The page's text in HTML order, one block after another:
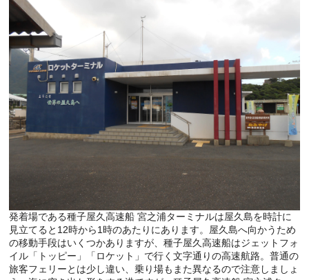
発着場である種子屋久高速船 宮之浦ターミナルは屋久島を時計に
見立てると12時から1時のあたりにあります。屋久島へ向かうため
の移動手段はいくつかありますが、種子屋久高速船はジェットフォ
イル「トッピー」「ロケット」で行く文字通りの高速航路。普通の
旅客フェリーとは少し違い、乗り場もまた異なるので注意しましょ